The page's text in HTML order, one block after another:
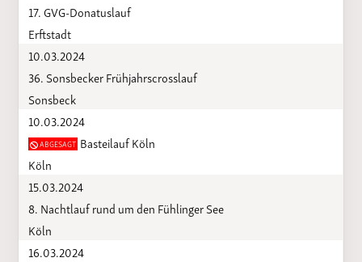
17. GVG-Donatuslauf
Erftstadt
10.03.2024
36. Sonsbecker Frühjahrscrosslauf
Sonsbeck
10.03.2024
ABGESAGTBasteilauf Köln
Köln
15.03.2024
8. Nachtlauf rund um den Fühlinger See
Köln
16.03.2024